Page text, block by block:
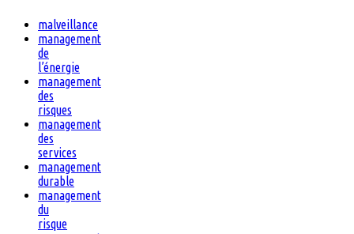
malveillance
management
de
l’énergie
management
des
risques
management
des
services
management
durable
management
du
risque